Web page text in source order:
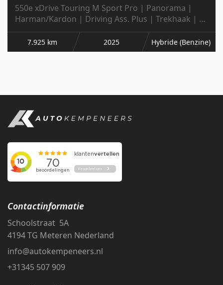
550e xDrive Touring M Sport Pro | Panorama |
Harman/Kardon | Driving Ass. Plus | Trekhaak | 4-
Wielbest. | 20' Inch |
7.925 km 2025 Hybride (Benzine)
Contactinformatie
Schoolstraat 5A
4194 TG Meteren Nederland
info@autokempeneers.nl
+31345 507 909